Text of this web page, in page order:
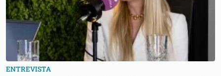
ENTREVISTA